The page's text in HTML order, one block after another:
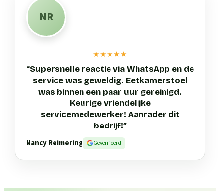
NR
★★★★★
“Supersnelle reactie via WhatsApp en de
service was geweldig. Eetkamerstoel
was binnen een paar uur gereinigd.
Keurige vriendelijke
servicemedewerker! Aanrader dit
bedrijf!”
Nancy Reimering
Geverifieerd